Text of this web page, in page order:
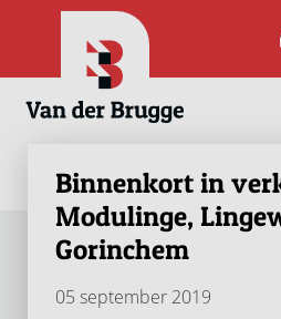
Binnenkort in
Modulinge,
Gorinchem
05 september 2019